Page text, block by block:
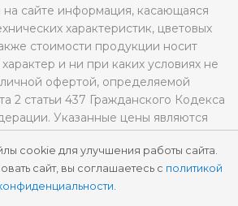
cookie для улучшения работы сайта.
сайт, вы соглашаетесь с политикой
.
на сайте информация, касающаяся
характеристик, цветовых
стоимости продукции носит
и ни при каких условиях не
офертой, определяемой
2 статьи 437 Гражданского Кодекса
Указанные цены являются
цен.